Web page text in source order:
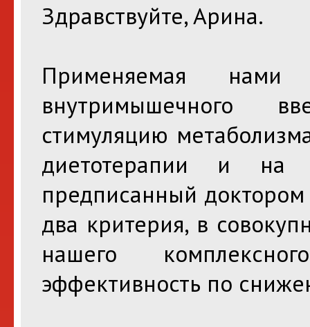
Здравствуйте, Арина.
Применяемая нами
внутримышечного
стимуляцию
диетотерапии и на
предписанный
два критерия, в
нашего
эффективность по